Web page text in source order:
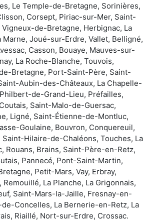
Le Temple-de-Bretagne, Sorinières,
Corsept, Piriac-sur-Mer, Saint-
de-Bretagne, Herbignac, La
Marne, Joué-sur-Erdre, Vallet, Belligné,
Casson, Bouaye, Mauves-sur-
La Roche-Blanche, Touvois,
Bretagne, Port-Saint-Père, Saint-
Aubin-des-Châteaux, La Chapelle-
de-Grand-Lieu, Préfailles,
Saint-Malo-de-Guersac,
Ligné, Saint-Étienne-de-Montluc,
Goulaine, Bouvron, Conquereuil,
Saint-Hilaire-de-Chaléons, Touches, La
Rouans, Brains, Saint-Père-en-Retz,
Pannecé, Pont-Saint-Martin,
Petit-Mars, Vay, Erbray,
La Planche, La Grigonnais,
Saint-Mars-la-Jaille, Fresnay-en-
Concelles, La Bernerie-en-Retz, La
Riaillé, Nort-sur-Erdre, Crossac.